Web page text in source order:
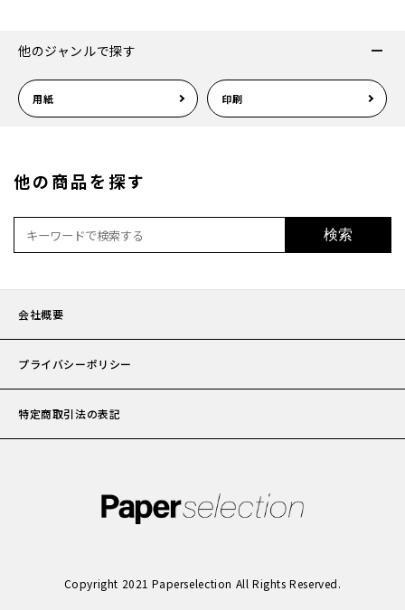
他のジャンルで探す
用紙 印刷
他の商品を探す
検索
会社概要
プライバシーポリシー
特定商取引法の表記
Copyright 2021 Paperselection All Rights Reserved.